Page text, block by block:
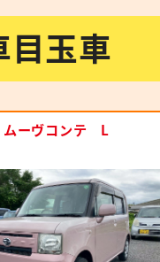
玉車
ムーヴコンテ L